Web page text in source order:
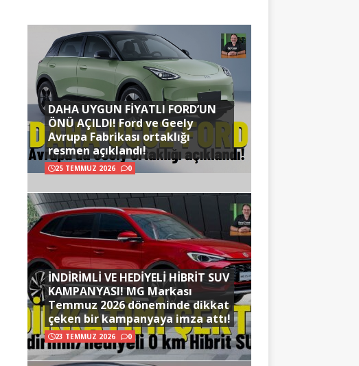
DAHA UYGUN FİYATLI FORD’UN
ÖNÜ AÇILDI! Ford ve Geely
Avrupa Fabrikası ortaklığı
resmen açıklandı!
25 TEMMUZ 2026 0
İNDİRİMLİ VE HEDİYELİ HİBRİT SUV
KAMPANYASI! MG Markası
Temmuz 2026 döneminde dikkat
çeken bir kampanyaya imza attı!
23 TEMMUZ 2026 0